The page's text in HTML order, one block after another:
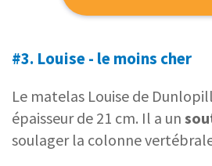
#3. Louise - le moins cher
Le matelas Louise de
épaisseur de 21 cm. Il a un
soulager la colonne